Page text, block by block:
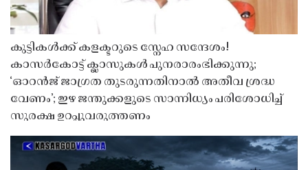
കുട്ടികൾക്ക് കളക്ടറുടെ സ്നേഹ സന്ദേശം!
കാസർകോട്ട് ക്ലാസുകൾ പുനരാരംഭിക്കുന്നു;
‘ഓറൻജ് ജാഗ്രത തുടരുന്നതിനാൽ അതീവ ശ്രദ്ധ
വേണം’; ഇഴ ജന്തുക്കളുടെ സാന്നിധ്യം പരിശോധിച്ച്
സുരക്ഷ ഉറപ്പുവരുത്തണം